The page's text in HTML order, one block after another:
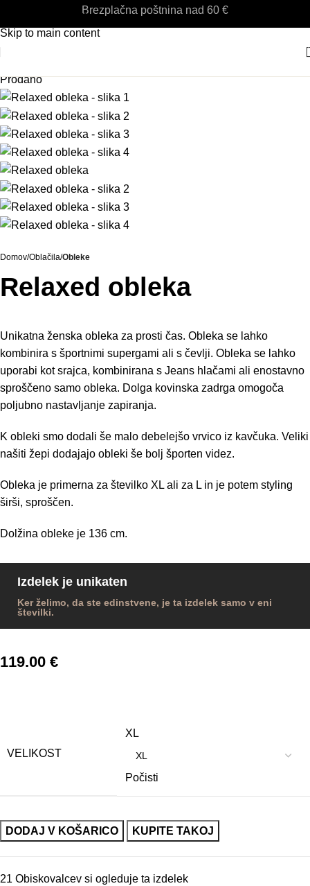
Skip to navigation
Skip to main content
Brezplačna poštnina nad 60 €
Prodano
Domov Oblačila Obleke
Relaxed obleka
Unikatna ženska obleka za prosti čas. Obleka se lahko
kombinira s športnimi supergami ali s čevlji. Obleka se lahko
uporabi kot srajca, kombinirana s Jeans hlačami ali enostavno
sproščeno samo obleka. Dolga kovinska zadrga omogoča
poljubno nastavljanje zapiranja.
K obleki smo dodali še malo debelejšo vrvico iz kavčuka. Veliki
našiti žepi dodajajo obleki še bolj športen videz.
Obleka je primerna za številko XL ali za L in je potem styling
širši, sproščen.
Dolžina obleke je 136 cm.
Izdelek je unikaten
Ker želimo, da ste edinstvene, je ta izdelek samo v eni
številki.
119.00 €
VELIKOST
XL
Počisti
DODAJ V KOŠARICO KUPITE TAKOJ
21 Obiskovalcev si ogleduje ta izdelek